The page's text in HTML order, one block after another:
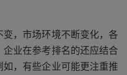
，市场环境不断变化，各
业在参考排名的还应结合
，有些企业可能更注重推